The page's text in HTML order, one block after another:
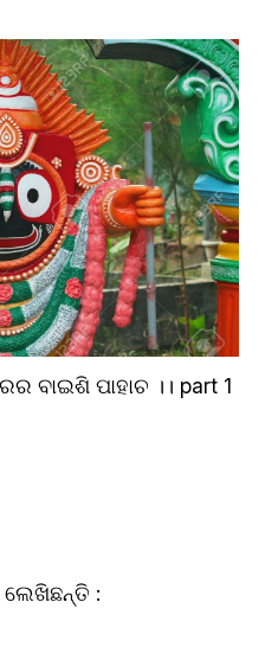
ବାଇଶି ପାହାଚ ।। part 1
: